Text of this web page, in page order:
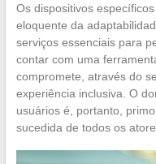
Os dispositivos
eloquente da
serviços essenciais para
contar com uma
compromete, através do
experiência inclusiva. O
usuários é, portanto,
sucedida de todos os